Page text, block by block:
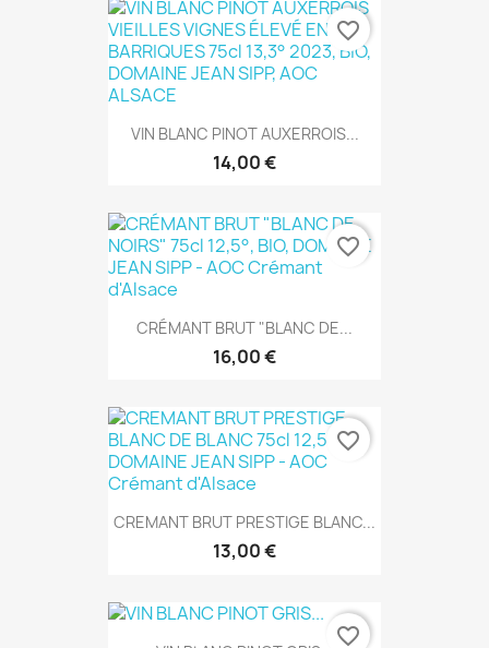
VIN BLANC PINOT AUXERROIS...
14,00 €
favorite_border
CRÉMANT BRUT "BLANC DE...
16,00 €
favorite_border
CREMANT BRUT PRESTIGE BLANC...
13,00 €
favorite_border
favorite_border